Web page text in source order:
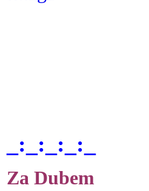
_:_:_:_:_
Za Dubem